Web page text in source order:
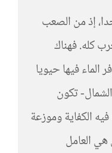
إذ من الصعب
كله. فهناك
فيها حيويا
تكون
الكفاية وموزعة
العامل